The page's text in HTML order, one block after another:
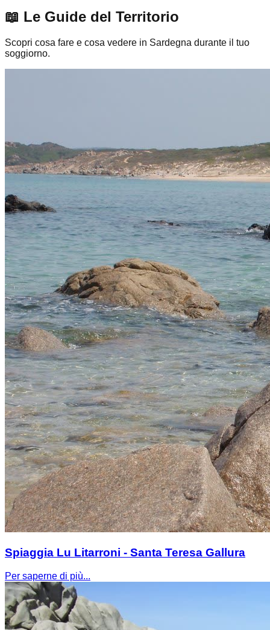
📖 Le Guide del Territorio
Scopri cosa fare e cosa vedere in Sardegna durante il tuo
soggiorno.
Spiaggia Lu Litarroni - Santa Teresa Gallura
Per saperne di più...